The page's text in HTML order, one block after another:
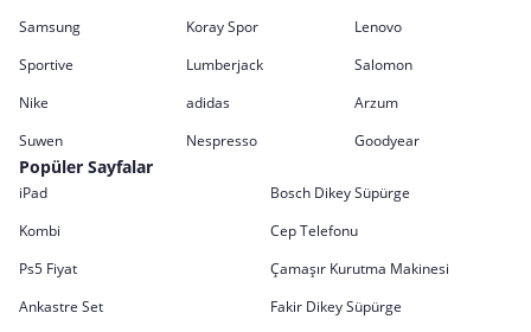
Samsung
Koray Spor
Lenovo
Sportive
Lumberjack
Salomon
Nike
adidas
Arzum
Suwen
Nespresso Goodyear
Popüler Sayfalar
iPad
Bosch Dikey Süpürge
Kombi
Cep Telefonu
Ps5 Fiyat
Çamaşır Kurutma Makinesi
Ankastre Set
Fakir Dikey Süpürge